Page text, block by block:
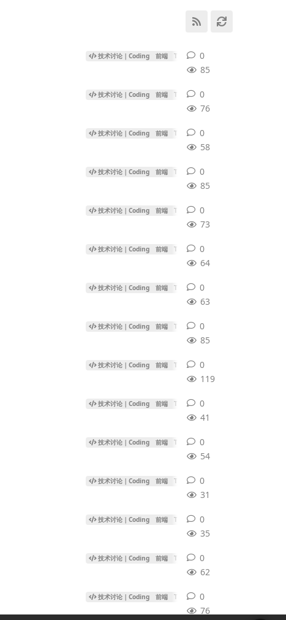
技术讨论｜Coding 前端 Three.js
85
0
技术讨论｜Coding 前端 Three.js
76
0
技术讨论｜Coding 前端 Three.js
58
0
技术讨论｜Coding 前端 Three.js
85
0
技术讨论｜Coding 前端 Three.js
73
0
技术讨论｜Coding 前端 Three.js
64
0
技术讨论｜Coding 前端 Three.js
63
0
技术讨论｜Coding 前端 Three.js
85
0
技术讨论｜Coding 前端 Three.js
119
0
技术讨论｜Coding 前端 Three.js
41
0
技术讨论｜Coding 前端 Three.js
54
0
技术讨论｜Coding 前端 Three.js
31
0
技术讨论｜Coding 前端 Three.js
35
0
技术讨论｜Coding 前端 Three.js
62
0
技术讨论｜Coding 前端 Three.js
76
0